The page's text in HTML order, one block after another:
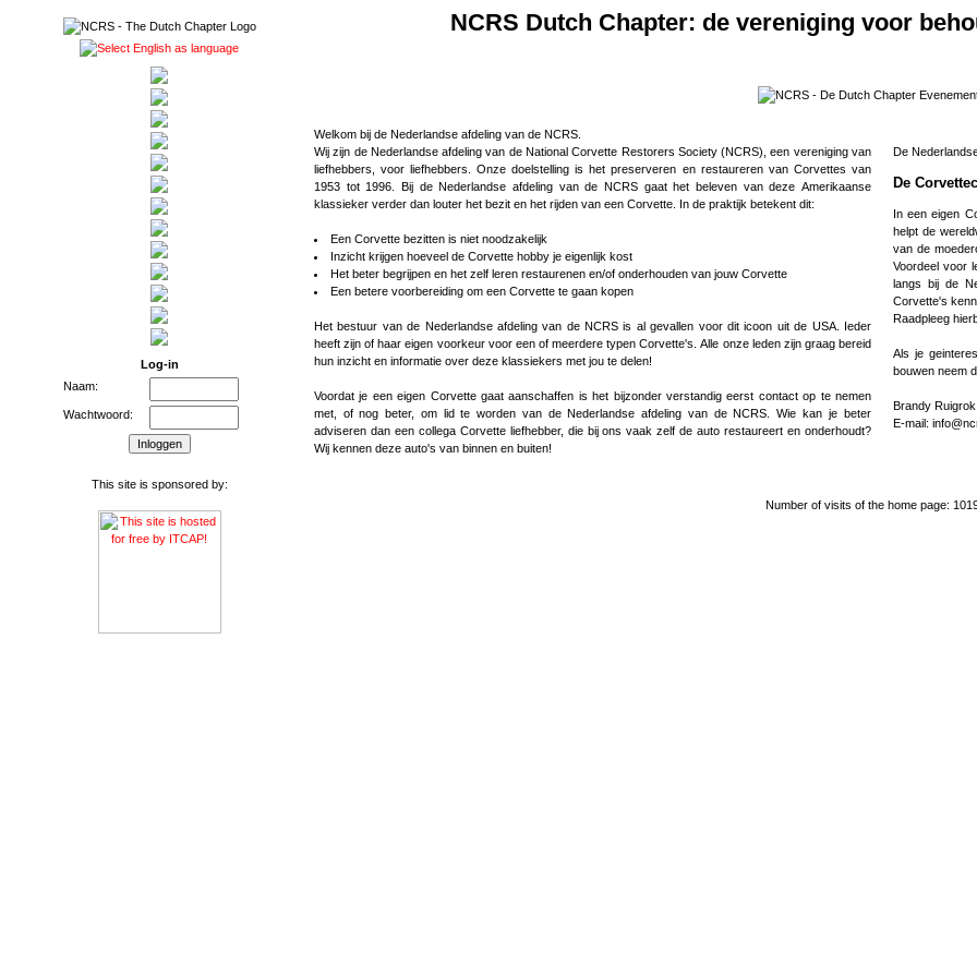
Log-in
Naam:
Wachtwoord:
This site is sponsored by:
NCRS Dutch Chapter: de vereniging voor
Welkom bij de Nederlandse afdeling van de NCRS.
Wij zijn de Nederlandse afdeling van de National Corvette Restorers Society (NCRS), een vereniging van
liefhebbers, voor liefhebbers. Onze doelstelling is het preserveren en restaureren van Corvettes van
1953 tot 1996. Bij de Nederlandse afdeling van de NCRS gaat het beleven van deze Amerikaanse
klassieker verder dan louter het bezit en het rijden van een Corvette. In de praktijk betekent dit:
Een Corvette bezitten is niet noodzakelijk
Inzicht krijgen hoeveel de Corvette hobby je eigenlijk kost
Het beter begrijpen en het zelf leren restaurenen en/of onderhouden van jouw Corvette
Een betere voorbereiding om een Corvette te gaan kopen
Het bestuur van de Nederlandse afdeling van de NCRS is al gevallen voor dit icoon uit de USA. Ieder
heeft zijn of haar eigen voorkeur voor een of meerdere typen Corvette's. Alle onze leden zijn graag bereid
hun inzicht en informatie over deze klassiekers met jou te delen!
Voordat je een eigen Corvette gaat aanschaffen is het bijzonder verstandig eerst contact op te nemen
met, of nog beter, om lid te worden van de Nederlandse afdeling van de NCRS. Wie kan je beter
adviseren dan een collega Corvette liefhebber, die bij ons vaak zelf de auto restaureert en onderhoudt?
Wij kennen deze auto's van binnen en buiten!
De
De
In een eigen Corvette
helpt de wereldwijde NCRS je mee. Wij
van de moederorganisatie
Voordeel voor
langs bij de
Corvette's
Raadpleeg
Als je
bouwen neem
Brandy Ruigrok
E-mail:
Number of visits of the home page: